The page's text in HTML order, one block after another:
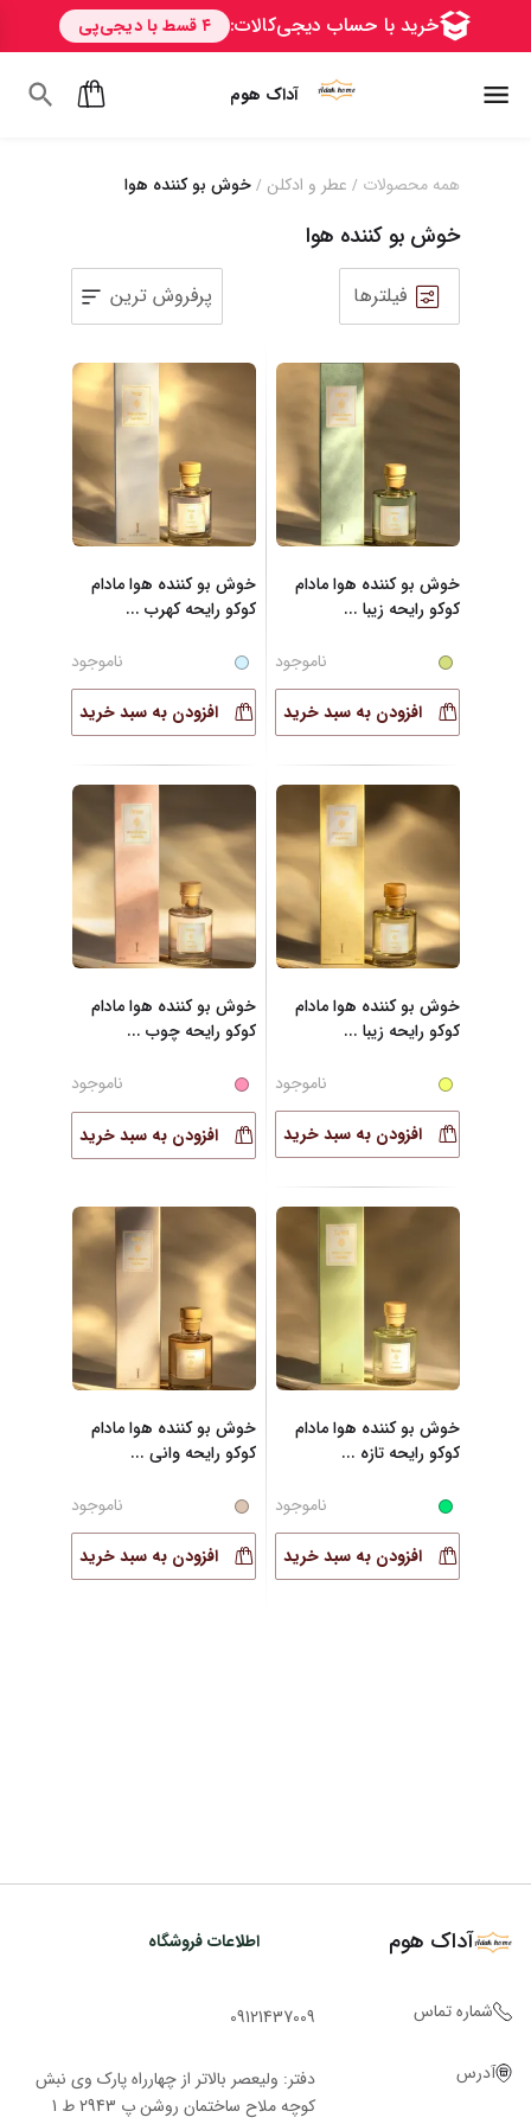
آداک هوم
همه محصولات / عطر و ادکلن / خوش بو کننده هوا
خوش بو کننده هوا
فیلترها پرفروش ترین
خوش بو کننده هوا مادام
کوکو رایحه زیبا ...
ناموجود
افزودن به سبد خرید
خوش بو کننده هوا مادام
کوکو رایحه کهرب ...
ناموجود
افزودن به سبد خرید
خوش بو کننده هوا مادام
کوکو رایحه زیبا ...
ناموجود
افزودن به سبد خرید
خوش بو کننده هوا مادام
کوکو رایحه چوب ...
ناموجود
افزودن به سبد خرید
خوش بو کننده هوا مادام
کوکو رایحه تازه ...
ناموجود
افزودن به سبد خرید
خوش بو کننده هوا مادام
کوکو رایحه وانی ...
ناموجود
افزودن به سبد خرید
آداک هوم اطلاعات فروشگاه
شماره تماس 09121437009
آدرس
دفتر: ولیعصر بالاتر از چهارراه پارک وی نبش
کوچه ملاح ساختمان روشن پ 2943 ط 1